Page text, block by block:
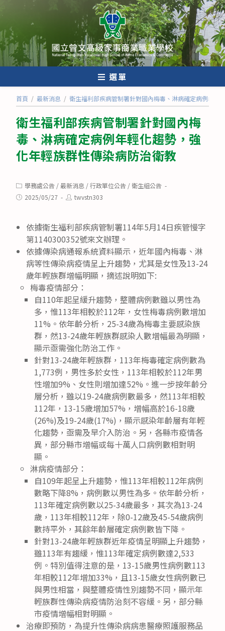
轉
至
主
要
內
選單
首頁 / 最新消息 / 衛生福利部疾病管制署針對國內梅毒、淋病確定病例年輕
衛生福利部疾病管制署針對國內梅
毒、淋病確定病例年輕化趨勢，強
化年輕族群性傳染病防治衛教
Post
category:
學務處公告 /最新消息 /行政單位公告 /衛生組公告
Post2025/05/27
Posttwvstn303
依據衛生福利部疾病管制署114年5月14日疾管慢字
第1140300352號來文辦理。
依據傳染病通報系統資料顯示，近年國內梅毒、淋
病等性傳染病疫情呈上升趨勢，尤其是女性及13-24
歲年輕族群增幅明顯，摘述說明如下:
梅毒疫情部分：
自110年起呈緩升趨勢，整體病例數雖以男性為
多，惟113年相較於112年，女性梅毒病例數增加
11%。依年齡分析，25-34歲為梅毒主要感染族
群，然13-24歲年輕族群感染人數增幅最為明顯，
顯示亟需強化防治工作。
針對13-24歲年輕族群，113年梅毒確定病例數為
1,773例，男性多於女性，113年相較於112年男
性增加9%、女性則增加達52%。進一步按年齡分
層分析，雖以19-24歲病例數最多，然113年相較
112年，13-15歲增加57%，增幅高於16-18歲
(26%)及19-24歲(17%)，顯示感染年齡層有年輕
化趨勢，亟需及早介入防治。另，各縣市疫情各
異，部分縣市增幅或每十萬人口病例數相對明
顯。
淋病疫情部分：
自109年起呈上升趨勢，惟113年相較112年病例
數略下降8%，病例數以男性為多。依年齡分析，
113年確定病例數以25-34歲最多，其次為13-24
歲，113年相較112年，除0-12歲及45-54歲病例
數持平外，其餘年齡層確定病例數皆下降。
針對13-24歲年輕族群近年疫情呈明顯上升趨勢，
雖113年有趨緩，惟113年確定病例數達2,533
例。特別值得注意的是，13-15歲男性病例數113
年相較112年增加33%，且13-15歲女性病例數已
與男性相當，與整體疫情性別趨勢不同，顯示年
輕族群性傳染病疫情防治刻不容緩。另，部分縣
市疫情增幅相對明顯。
治療即預防，為提升性傳染病病患醫療照護服務品